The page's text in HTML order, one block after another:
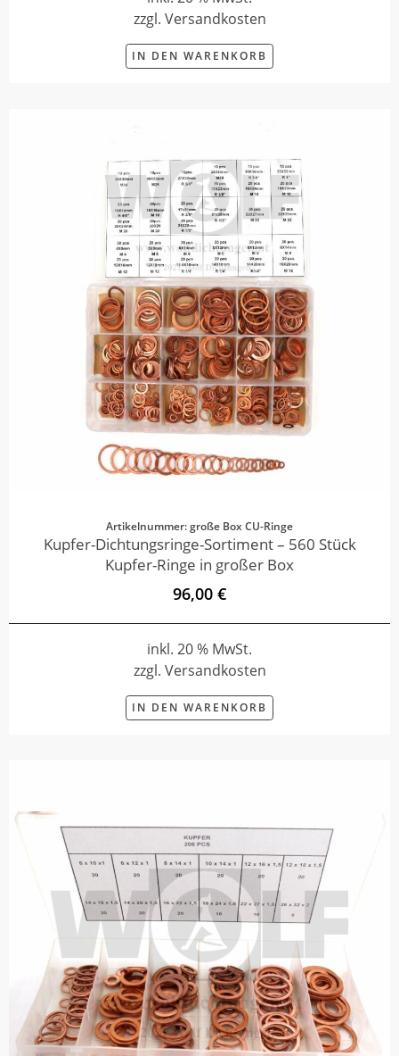
zzgl. Versandkosten
IN DEN WARENKORB
Artikelnummer: große Box CU-Ringe
Kupfer-Dichtungsringe-Sortiment – 560 Stück
Kupfer-Ringe in großer Box
96,00 €
inkl. 20 % MwSt.
zzgl. Versandkosten
IN DEN WARENKORB